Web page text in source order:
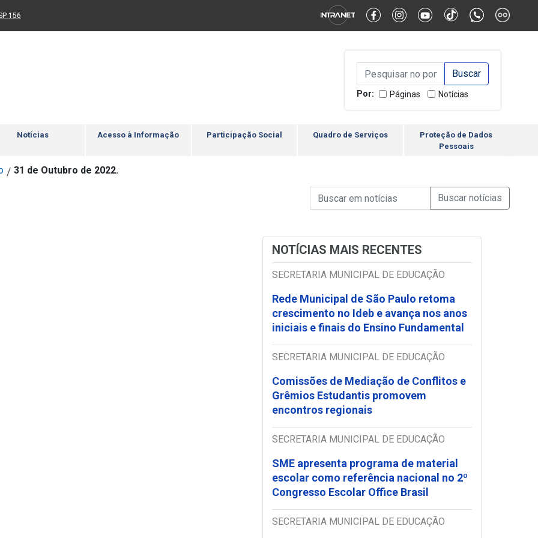
Ir para rodapé Alternar Alto Contraste Alternar Tamanho da Fonte
para um novo sítio)
156
Campo de Busca de
Campo de Busca de informaçõesEnviar a Busca
Por: Páginas Notícias
Notícias Acesso à Informação Participação Social Quadro de Serviços
Proteção de Dados
Pessoais
/ 31 de Outubro de 2022.
Campo de Busca de Notícias
Campo de Busca de informaçõesEnviar a Busca de
NOTÍCIAS MAIS RECENTES
SECRETARIA MUNICIPAL DE EDUCAÇÃO
Rede Municipal de São Paulo retoma
crescimento no Ideb e avança nos anos
iniciais e finais do Ensino Fundamental
SECRETARIA MUNICIPAL DE EDUCAÇÃO
Comissões de Mediação de Conflitos e
Grêmios Estudantis promovem
encontros regionais
SECRETARIA MUNICIPAL DE EDUCAÇÃO
SME apresenta programa de material
escolar como referência nacional no 2º
Congresso Escolar Office Brasil
SECRETARIA MUNICIPAL DE EDUCAÇÃO